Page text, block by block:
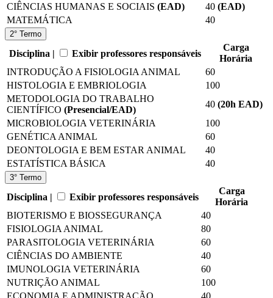
CIÊNCIAS HUMANAS E SOCIAIS (EAD) 40 (EAD)
MATEMÁTICA
40
2° Termo
Disciplina | Exibir professores responsáveis
Carga
Horária
INTRODUÇÃO A FISIOLOGIA ANIMAL
60
HISTOLOGIA E EMBRIOLOGIA
100
METODOLOGIA DO TRABALHO
CIENTÍFICO (Presencial/EAD)
40 (20h EAD)
MICROBIOLOGIA VETERINÁRIA
100
GENÉTICA ANIMAL
60
DEONTOLOGIA E BEM ESTAR ANIMAL
40
ESTATÍSTICA BÁSICA
40
3° Termo
Disciplina | Exibir professores responsáveis
Carga
Horária
BIOTERISMO E BIOSSEGURANÇA
40
FISIOLOGIA ANIMAL
80
PARASITOLOGIA VETERINÁRIA
60
CIÊNCIAS DO AMBIENTE
40
IMUNOLOGIA VETERINÁRIA
60
NUTRIÇÃO ANIMAL
100
ECONOMIA E ADMINISTRAÇÃO
40